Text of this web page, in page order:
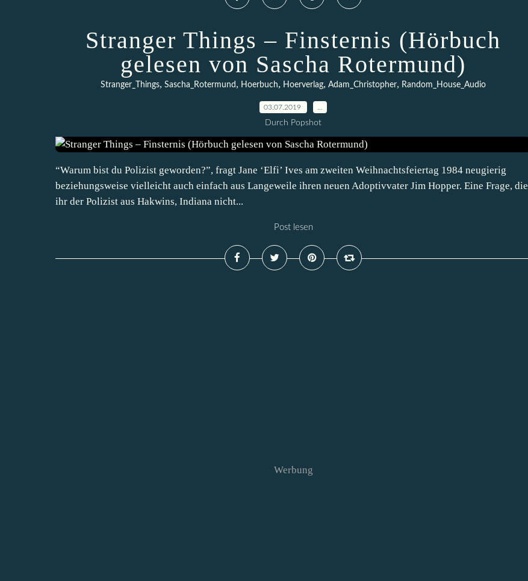
Stranger Things – Finsternis (Hörbuch
gelesen von Sascha Rotermund)
Stranger_Things, Sascha_Rotermund , Hoerbuch, Hoerverlag, Adam_Christopher, Random_House_Audio
03.07.2019
Durch Popshot
“Warum bist du Polizist geworden?”, fragt Jane ‘Elfi’ Ives am zweiten Weihnachtsfeiertag 1984 neugierig
beziehungsweise vielleicht auch einfach aus Langeweile ihren neuen Adoptivvater Jim Hopper. Eine Frage, die
ihr der Polizist aus Hakwins, Indiana nicht...
Post lesen
Werbung